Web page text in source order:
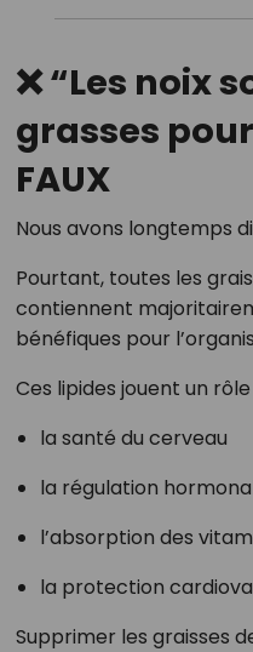
❌ “Les noix
grasses
FAUX
Nous avons longtemps
Pourtant, toutes les
contiennent
bénéfiques pour
Ces lipides jouent un rôle
la santé du cerveau
la régulation
l’absorption des
la protection
Supprimer les graisses